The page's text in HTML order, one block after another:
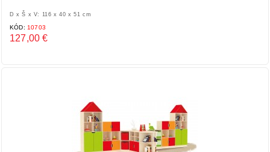
D x Š x V: 116 x 40 x 51 cm
KÓD: 10703
127,00 €